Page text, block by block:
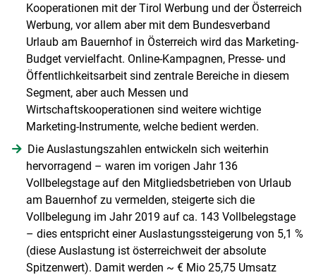
Kooperationen mit der Tirol Werbung und der Österreich
Werbung, vor allem aber mit dem Bundesverband
Urlaub am Bauernhof in Österreich wird das Marketing-
Budget vervielfacht. Online-Kampagnen, Presse- und
Öffentlichkeitsarbeit sind zentrale Bereiche in diesem
Segment, aber auch Messen und
Wirtschaftskooperationen sind weitere wichtige
Marketing-Instrumente, welche bedient werden.
Die Auslastungszahlen entwickeln sich weiterhin
hervorragend – waren im vorigen Jahr 136
Vollbelegstage auf den Mitgliedsbetrieben von Urlaub
am Bauernhof zu vermelden, steigerte sich die
Vollbelegung im Jahr 2019 auf ca. 143 Vollbelegstage
– dies entspricht einer Auslastungssteigerung von 5,1 %
(diese Auslastung ist österreichweit der absolute
Spitzenwert). Damit werden ~ € Mio 25,75 Umsatz